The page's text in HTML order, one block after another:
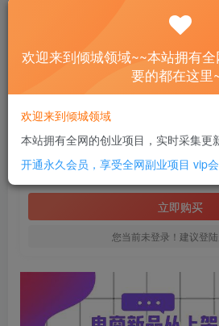
此内容为付费资源，请付费后查看
￥ 8
SVIP全站会员免费
立即购买
您当前未登录！建议登
付费资源
欢迎来到倾城领域~~本站拥有
要的都在这里
欢迎来到倾城领域
本站拥有全网的创业项目，实时采集更
开通永久会员，享受全网副业项目 vip